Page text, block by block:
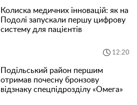
12:20
Колиска медичних інновацій: як на
Подолі запускали першу цифрову
систему для пацієнтів
Подільський район першим
отримав почесну бронзову
відзнаку спецпідрозділу «Омега»